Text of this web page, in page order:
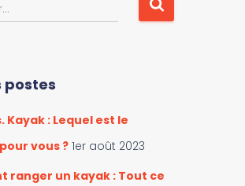
postes
Kayak : Lequel est le
vous ? 1er août 2023
ranger un kayak : Tout ce